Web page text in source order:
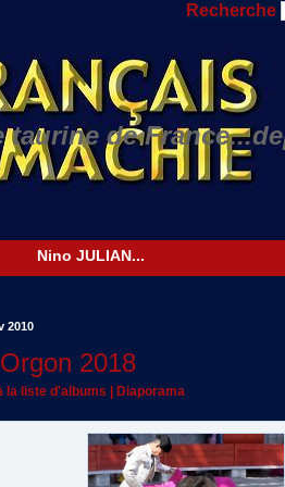
Recherche
taurine de
2010
2018
la liste d'albums Diaporama